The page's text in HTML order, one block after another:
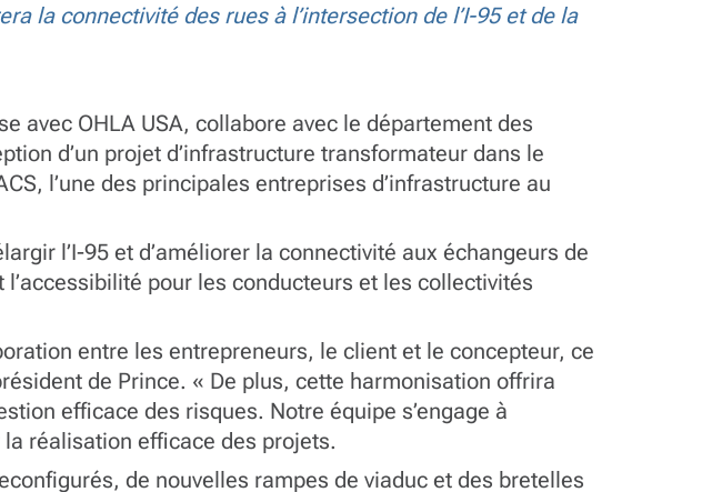
la connectivité des rues à l’intersection de l’I-95 et de la
avec OHLA USA, collabore avec le département des
d’un projet d’infrastructure transformateur dans le
l’une des principales entreprises d’infrastructure au
l’I-95 et d’améliorer la connectivité aux échangeurs de
pour les conducteurs et les collectivités
entre les entrepreneurs, le client et le concepteur, ce
de Prince. « De plus, cette harmonisation offrira
efficace des risques. Notre équipe s’engage à
réalisation efficace des projets.
de nouvelles rampes de viaduc et des bretelles